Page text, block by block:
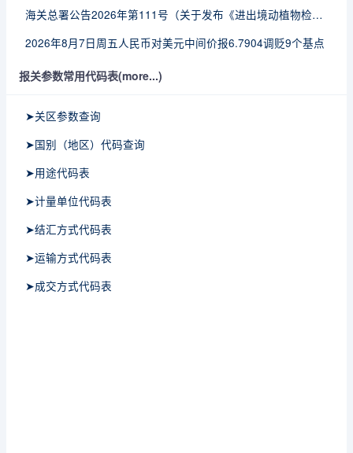
海关总署公告2026年第111号（关于发布《进出境动植物检疫处理监督管理工作规定》《进出境卫生处理监督管理工作规定》的公告）
2026年8月7日周五人民币对美元中间价报6.7904调贬9个基点
报关参数常用代码表(more...)
➤关区参数查询
➤国别（地区）代码查询
➤用途代码表
➤计量单位代码表
➤结汇方式代码表
➤运输方式代码表
➤成交方式代码表